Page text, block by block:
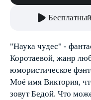
"Наука чудес" -
Коротаевой, жанр
юмористическое
Моё имя Виктория,
зовут Бедой. Что